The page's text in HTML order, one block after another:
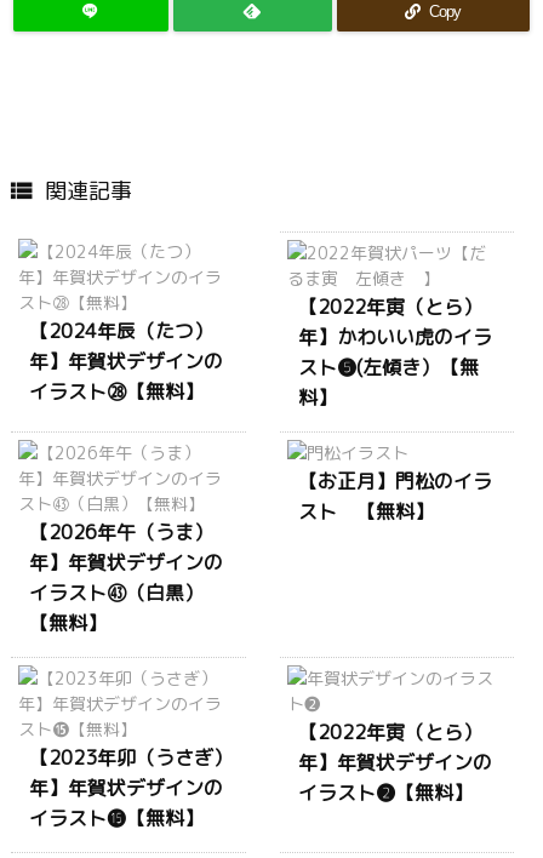
Copy
 関連記事
【2024年辰（たつ）
年】年賀状デザインの
イラスト㉘【無料】
【2022年寅（とら）
年】かわいい虎のイラ
スト❺(左傾き）【無
料】
【2026年午（うま）
年】年賀状デザインの
イラスト㊸（白黒）
【無料】
【お正月】門松のイラ
スト 【無料】
【2023年卯（うさぎ）
年】年賀状デザインの
イラスト⓯【無料】
【2022年寅（とら）
年】年賀状デザインの
イラスト❷【無料】